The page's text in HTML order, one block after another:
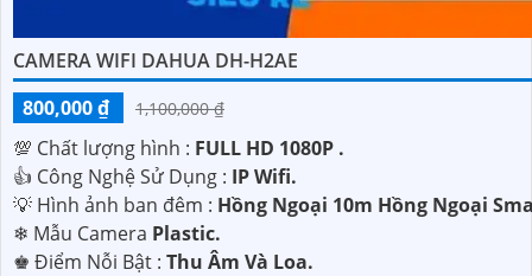
CAMERA WIFI DAHUA DH-H2AE
800,000 ₫
1,100,000 ₫
💯 Chất lượng hình : FULL HD 1080P .
👍 Công Nghệ Sử Dụng : IP Wifi.
💡 Hình ảnh ban đêm : Hồng Ngoại 10m Hồng Ngoại
❄ Mẫu Camera Plastic.
️♚ Điểm Nỗi Bật : Thu Âm Và Loa.